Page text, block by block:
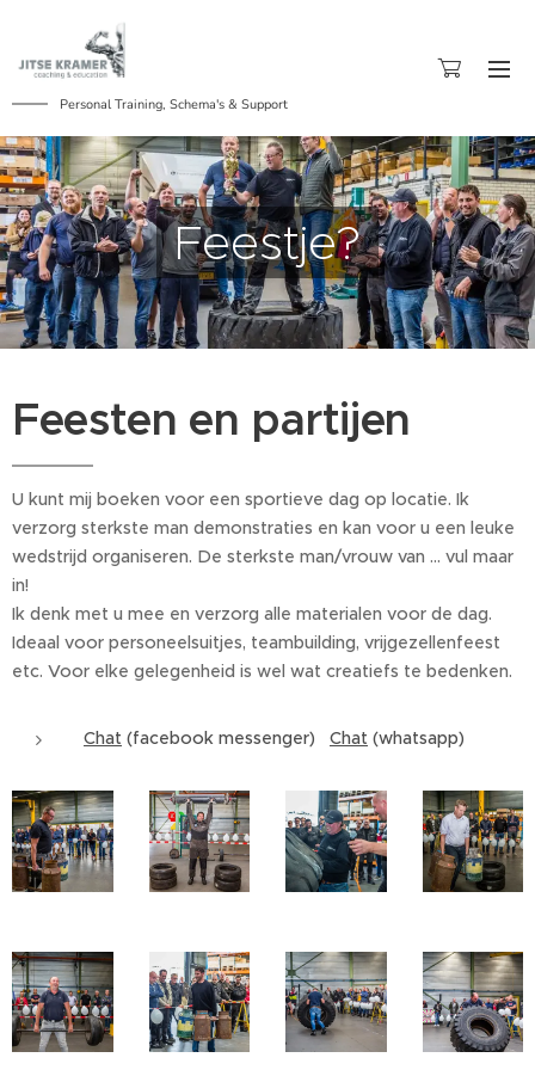
Personal Training, Schema's & Support
Feestje?
Feesten en partijen
U kunt mij boeken voor een sportieve dag op locatie. Ik
verzorg sterkste man demonstraties en kan voor u een leuke
wedstrijd organiseren. De sterkste man/vrouw van ... vul maar
in!
Ik denk met u mee en verzorg alle materialen voor de dag.
Ideaal voor personeelsuitjes, teambuilding, vrijgezellenfeest
etc. Voor elke gelegenheid is wel wat creatiefs te bedenken.
Chat (facebook messenger) Chat (whatsapp)